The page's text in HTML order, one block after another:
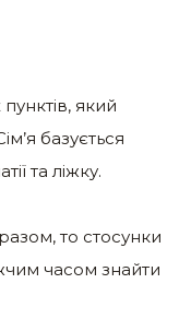
який
базується
та ліжку.
то стосунки
часом знайти